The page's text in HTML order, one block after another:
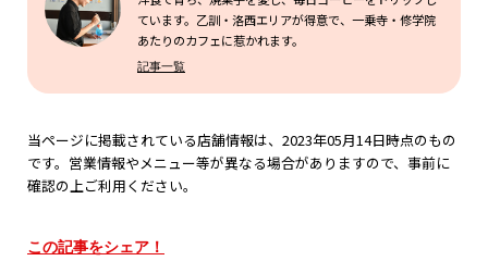
ています。乙訓・洛西エリアが得意で、一乗寺・修学院
あたりのカフェに惹かれます。
記事一覧
当ページに掲載されている店舗情報は、2023年05月14日時点のもの
です。営業情報やメニュー等が異なる場合がありますので、事前に
確認の上ご利用ください。
この記事をシェア！